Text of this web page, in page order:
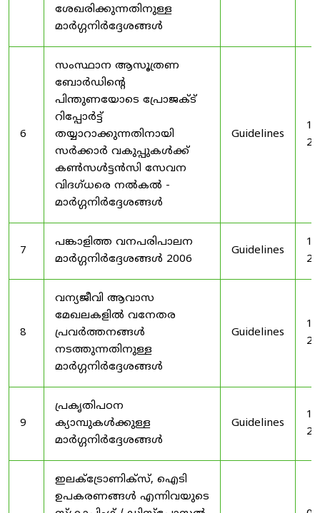
ശേഖരിക്കുന്നതിനുള്ള
മാർഗ്ഗനിർദ്ദേശങ്ങൾ
6
സംസ്ഥാന ആസൂത്രണ
ബോർഡിൻ്റെ
പിന്തുണയോടെ പ്രോജക്ട്
റിപ്പോർട്ട്
തയ്യാറാക്കുന്നതിനായി
സർക്കാർ വകുപ്പുകൾക്ക്
കൺസൾട്ടൻസി സേവന
വിദഗ്ധരെ നൽകൽ -
മാർഗ്ഗനിർദ്ദേശങ്ങൾ
Guidelines
7
പങ്കാളിത്ത വനപരിപാലന
മാർഗ്ഗനിർദ്ദേശങ്ങൾ 2006
Guidelines
8
വന്യജീവി ആവാസ
മേഖലകളിൽ വനേതര
പ്രവർത്തനങ്ങൾ
നടത്തുന്നതിനുള്ള
മാർഗ്ഗനിർദ്ദേശങ്ങൾ
Guidelines
9
പ്രകൃതിപഠന
ക്യാമ്പുകൾക്കുള്ള
മാർഗ്ഗനിർദ്ദേശങ്ങൾ
Guidelines
ഇലക്‌ട്രോണിക്‌സ്, ഐടി
ഉപകരണങ്ങൾ എന്നിവയുടെ